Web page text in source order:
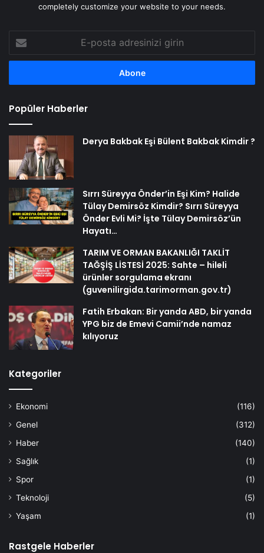
completely customize your website to your needs.
posta
adresinizi
Popüler Haberler
Derya Bakbak Eşi Bülent Bakbak Kimdir ?
Sırrı Süreyya Önder’in Eşi Kim? Halide
Tülay Demirsöz Kimdir? Sırrı Süreyya
Önder Evli Mi? İşte Tülay Demirsöz’ün
Hayatı…
TARIM VE ORMAN BAKANLIĞI TAKLİT
TAĞŞİŞ LİSTESİ 2025: Sahte – hileli
ürünler sorgulama ekranı
(guvenilirgida.tarimorman.gov.tr)
Fatih Erbakan: Bir yanda ABD, bir yanda
YPG biz de Emevi Camii’nde namaz
kılıyoruz
Kategoriler
Ekonomi
(116)
Genel
(312)
Haber
(140)
Sağlık
(1)
Spor
(1)
Teknoloji
(5)
Yaşam
(1)
Rastgele Haberler